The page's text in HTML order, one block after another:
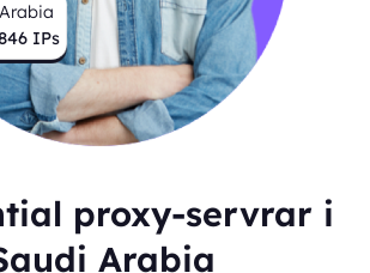
IPs
proxy-servrar i
Arabia